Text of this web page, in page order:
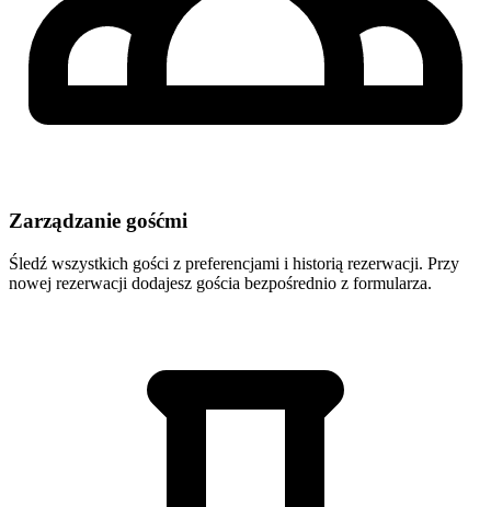
Zarządzanie gośćmi
Śledź wszystkich gości z preferencjami i historią rezerwacji. Przy
nowej rezerwacji dodajesz gościa bezpośrednio z formularza.